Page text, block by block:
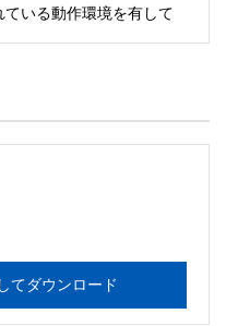
ている動作環境を有して
ースエンジニアリング
は行いません。搭載ソ
てダウンロード